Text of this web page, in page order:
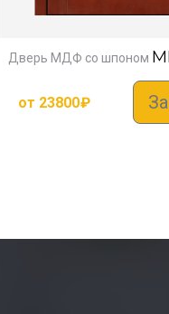
Дверь МДФ со шпоном
от 23800₽